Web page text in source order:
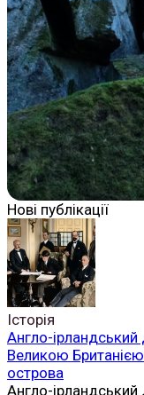
Нові публікації
Історія
Англо-
Великою Британією
острова
Англо-ірландський